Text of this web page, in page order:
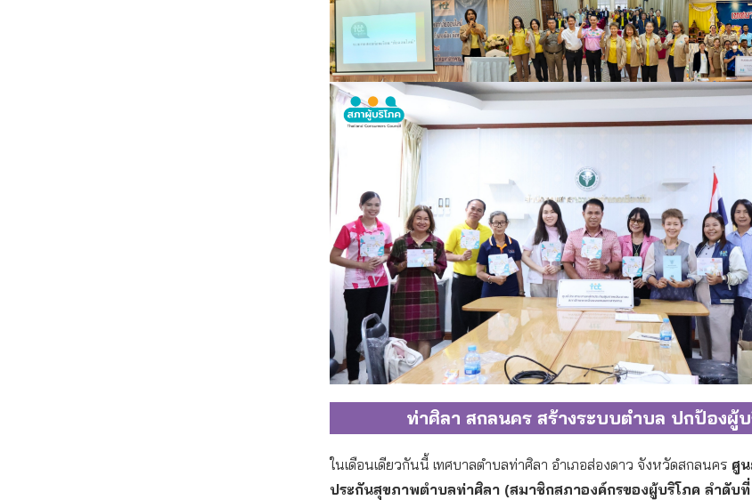
ท่าศิลา สกลนคร สร้างระบบตำบล ปกป้องผู้
ในเดือนเดียวกันนี้ เทศบาลตำบลท่าศิลา อำเภอส่องดาว จังหวัดสกลนคร ศู
ประกันสุขภาพตำบลท่าศิลา (สมาชิกสภาองค์กรของผู้บริโภค ลำดับ